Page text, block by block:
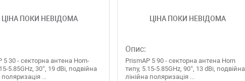
ЦІНА ПОКИ НЕВІДОМА
5 30 - секторна антена Horn-
5.85GHz, 30°, 19 dBi, подвійна
...
ЦІНА ПОКИ НЕВІДОМА
Опис:
PrismAP 5 90 - секторна антена Horn
типу, 5.15-5.85GHz, 90°, 13 dBi, подвійна
лінійна поляризація ...